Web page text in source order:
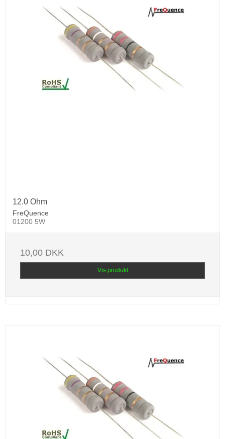
12.0 Ohm
FreQuence
01200 5W
10,00 DKK
Vis produkt